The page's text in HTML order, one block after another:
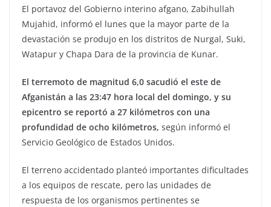
El portavoz del Gobierno interino afgano, Zabihullah
Mujahid, informó el lunes que la mayor parte de la
devastación se produjo en los distritos de Nurgal, Suki,
Watapur y Chapa Dara de la provincia de Kunar.
El terremoto de magnitud 6,0 sacudió el este de
Afganistán a las 23:47 hora local del domingo, y su
epicentro se reportó a 27 kilómetros con una
profundidad de ocho kilómetros, según informó el
Servicio Geológico de Estados Unidos.
El terreno accidentado planteó importantes dificultades
a los equipos de rescate, pero las unidades de
respuesta de los organismos pertinentes se